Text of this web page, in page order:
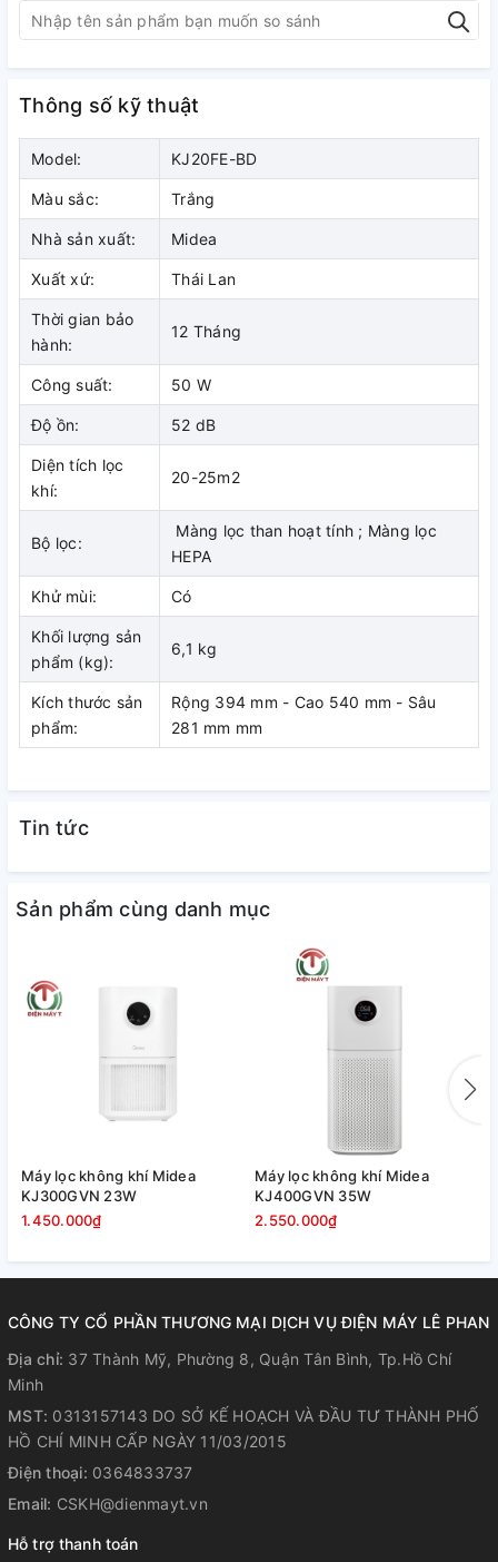
– PET lọc hiệu quả, trả lại môi
bụi
gia tăng độ bền của thiết bị.
Hoạt động với công suất 50 W, tạo
lưu lượng gió mạnh 200 m3/giờ, sử
dụng hiệu quả cho diện tích phòng
20 – 25 m
2
Bảng điều khiển nút nhấn điện tử
nhạy bén, dễ hiểu, dễ dùng, có các
đèn báo tiện quan sát
- Nút nguồn bật/tắt máy.
- Tốc độ quạt có 4 mức: thấp - trung bình - cao - Turbo cho
- Chế độ ion khử mùi, diệt khuẩn hiệu quả, cho không khí
trong phòng thêm sạch, an toàn, tốt hơn cho sức khỏe gia
đình.
- Máy với chế độ ngủ hoạt động êm ái, chăm sóc tốt cho
thời gian sử dụng thiết bị mọi lúc, kể cả ban đêm.
Thông số kỹ thuật
Model: KJ20FE-BD
Màu sắc: Trắng
Nhà sản xuất: Midea
Xuất xứ: Thái Lan
Thời gian bảo
hành:
12 Tháng
Công suất: 50 W
Độ ồn: 52 dB
Diện tích lọc
khí:
20-25m2
Bộ lọc:
Màng lọc than hoạt tính ; Màng lọc
HEPA
Khử mùi: Có
Khối lượng sản
phẩm (kg):
6,1 kg
Kích thước sản
phẩm:
Rộng 394 mm - Cao 540 mm - Sâu
281 mm mm
Tin tức
Sản phẩm cùng danh mục
Máy lọc không khí Midea
KJ300GVN 23W
1.450.000₫
Máy lọc không khí Midea
KJ400GVN 35W
2.550.000₫
CÔNG TY CỔ PHẦN THƯƠNG MẠI DỊCH VỤ ĐIỆN MÁY LÊ PHAN
Địa chỉ: 37 Thành Mỹ, Phường 8, Quận Tân Bình, Tp.Hồ Chí
Minh
MST: 0313157143 DO SỞ KẾ HOẠCH VÀ ĐẦU TƯ THÀNH PHỐ
HỒ CHÍ MINH CẤP NGÀY 11/03/2015
Điện thoại: 0364833737
Email: CSKH@dienmayt.vn
Hỗ trợ thanh toán